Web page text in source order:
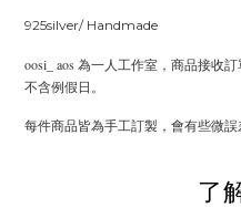
925silver/ Handmade
oosi_ aos 為一人工作室，商品接收
不含例假日。
每件商品皆為手工訂製，會有些微誤
了